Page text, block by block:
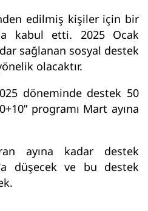
edilmiş kişiler için bir
kabul etti. 2025 Ocak
sağlanan sosyal destek
olacaktır.
döneminde destek 50
programı Mart ayına
ayına kadar destek
düşecek ve bu destek